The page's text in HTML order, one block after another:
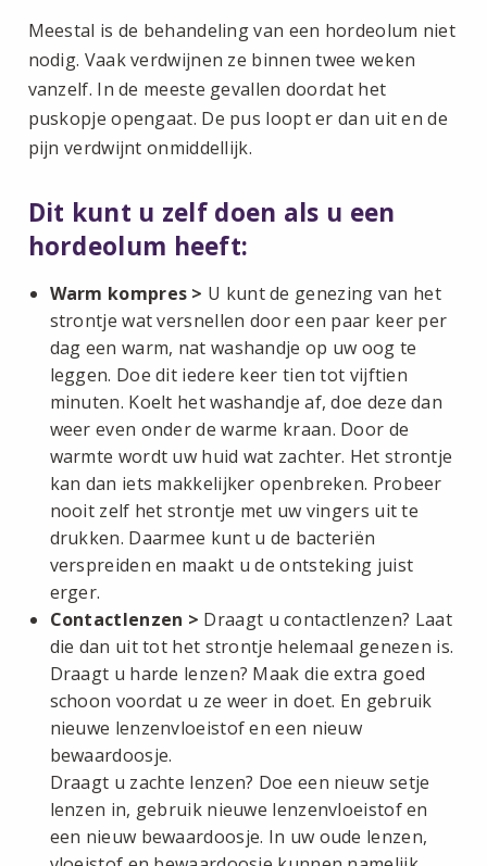
Meestal is de behandeling van een hordeolum niet
nodig. Vaak verdwijnen ze binnen twee weken
vanzelf. In de meeste gevallen doordat het
puskopje opengaat. De pus loopt er dan uit en de
pijn verdwijnt onmiddellijk.
Dit kunt u zelf doen als u een
hordeolum heeft:
Warm kompres > U kunt de genezing van het
strontje wat versnellen door een paar keer per
dag een warm, nat washandje op uw oog te
leggen. Doe dit iedere keer tien tot vijftien
minuten. Koelt het washandje af, doe deze dan
weer even onder de warme kraan. Door de
warmte wordt uw huid wat zachter. Het strontje
kan dan iets makkelijker openbreken. Probeer
nooit zelf het strontje met uw vingers uit te
drukken. Daarmee kunt u de bacteriën
verspreiden en maakt u de ontsteking juist
erger.
Contactlenzen > Draagt u contactlenzen? Laat
die dan uit tot het strontje helemaal genezen is.
Draagt u harde lenzen? Maak die extra goed
schoon voordat u ze weer in doet. En gebruik
nieuwe lenzenvloeistof en een nieuw
bewaardoosje.
Draagt u zachte lenzen? Doe een nieuw setje
lenzen in, gebruik nieuwe lenzenvloeistof en
een nieuw bewaardoosje. In uw oude lenzen,